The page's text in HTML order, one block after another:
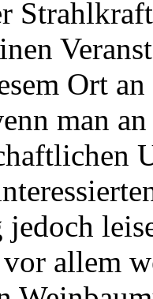
Ort
man
jedoch
allem